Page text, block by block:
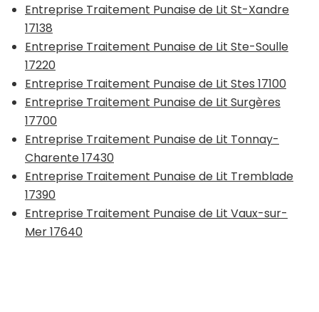
Entreprise Traitement Punaise de Lit St-Xandre
17138
Entreprise Traitement Punaise de Lit Ste-Soulle
17220
Entreprise Traitement Punaise de Lit Stes 17100
Entreprise Traitement Punaise de Lit Surgères
17700
Entreprise Traitement Punaise de Lit Tonnay-
Charente 17430
Entreprise Traitement Punaise de Lit Tremblade
17390
Entreprise Traitement Punaise de Lit Vaux-sur-
Mer 17640